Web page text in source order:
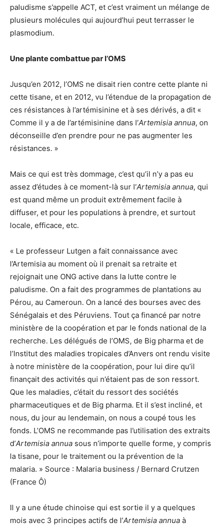
paludisme s’appelle ACT, et c’est vraiment un mélange de
plusieurs molécules qui aujourd’hui peut terrasser le
plasmodium.
Une plante combattue par l’OMS
Jusqu’en 2012, l’OMS ne disait rien contre cette plante ni
cette tisane, et en 2012, vu l’étendue de la propagation de
ces résistances à l’artémisinine et à ses dérivés, a dit «
Comme il y a de l’artémisinine dans l’Artemisia annua, on
déconseille d’en prendre pour ne pas augmenter les
résistances. »
Mais ce qui est très dommage, c’est qu’il n’y a pas eu
assez d’études à ce moment-là sur l’Artemisia annua, qui
est quand même un produit extrêmement facile à
diffuser, et pour les populations à prendre, et surtout
locale, efficace, etc.
« Le professeur Lutgen a fait connaissance avec
l’Artemisia au moment où il prenait sa retraite et
rejoignait une ONG active dans la lutte contre le
paludisme. On a fait des programmes de plantations au
Pérou, au Cameroun. On a lancé des bourses avec des
Sénégalais et des Péruviens. Tout ça financé par notre
ministère de la coopération et par le fonds national de la
recherche. Les délégués de l’OMS, de Big pharma et de
l’Institut des maladies tropicales d’Anvers ont rendu visite
à notre ministère de la coopération, pour lui dire qu’il
finançait des activités qui n’étaient pas de son ressort.
Que les maladies, c’était du ressort des sociétés
pharmaceutiques et de Big pharma. Et il s’est incliné, et
nous, du jour au lendemain, on nous a coupé tous les
fonds. L’OMS ne recommande pas l’utilisation des extraits
d’Artemisia annua sous n’importe quelle forme, y compris
la tisane, pour le traitement ou la prévention de la
malaria. » Source : Malaria business / Bernard Crutzen
(France Ô)
Il y a une étude chinoise qui est sortie il y a quelques
mois avec 3 principes actifs de l’Artemisia annua à